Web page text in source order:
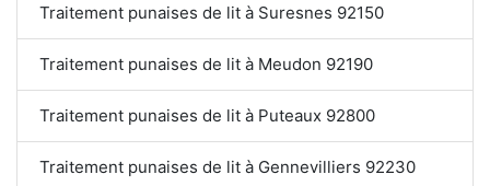
Traitement punaises de lit à Suresnes 92150
Traitement punaises de lit à Meudon 92190
Traitement punaises de lit à Puteaux 92800
Traitement punaises de lit à Gennevilliers 92230